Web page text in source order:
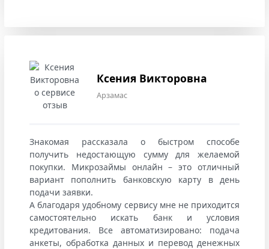
Ксения Викторовна
Арзамас
Знакомая рассказала о быстром способе
получить недостающую сумму для желаемой
покупки. Микрозаймы онлайн – это отличный
вариант пополнить банковскую карту в день
подачи заявки.
А благодаря удобному сервису мне не приходится
самостоятельно искать банк и условия
кредитования. Все автоматизировано: подача
анкеты, обработка данных и перевод денежных